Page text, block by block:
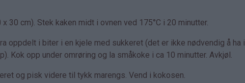
30 cm). Stek kaken midt i ovnen ved 175°C i 20 minutter.
oppdelt i biter i en kjele med sukkeret (det er ikke nødvendig å ha i
Kok opp under omrøring og la småkoke i ca 10 minutter. Avkjøl.
og pisk videre til tykk marengs. Vend i kokosen.